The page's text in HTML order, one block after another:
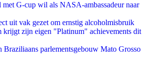
G-cup wil als NASA-ambassadeur naar
uit vak gezet om ernstig alcoholmisbruik
zijn eigen "Platinum" achievements dit
Braziliaans parlementsgebouw Mato Grosso